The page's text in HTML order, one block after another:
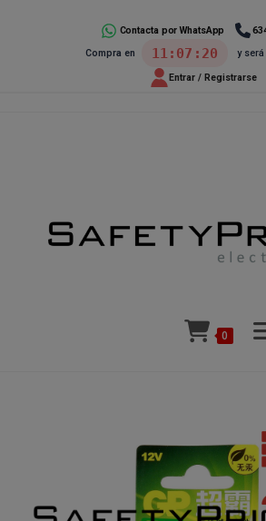
Contacta por WhatsApp
Compra en
11:07:19 y
Entrar / Registrarse
0